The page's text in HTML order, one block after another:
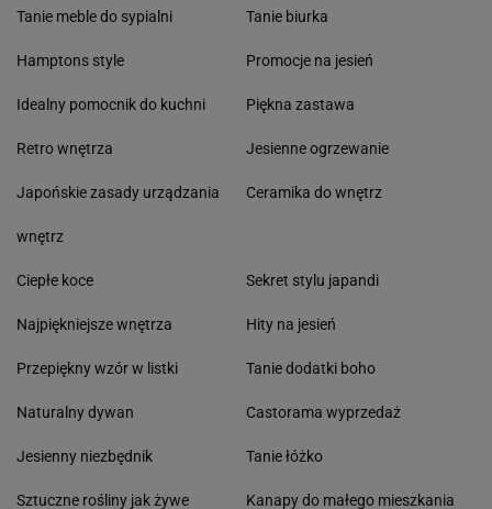
Tanie meble do sypialni
Hamptons style
Idealny pomocnik do kuchni
Retro wnętrza
Japońskie zasady urządzania
wnętrz
Tanie biurka
Promocje na jesień
Piękna zastawa
Jesienne ogrzewanie
Ceramika do wnętrz
Ciepłe koce
Najpiękniejsze wnętrza
Przepiękny wzór w listki
Naturalny dywan
Jesienny niezbędnik
Sztuczne rośliny jak żywe
Sekret stylu japandi
Hity na jesień
Tanie dodatki boho
Castorama wyprzedaż
Tanie łóżko
Kanapy do małego mieszkania